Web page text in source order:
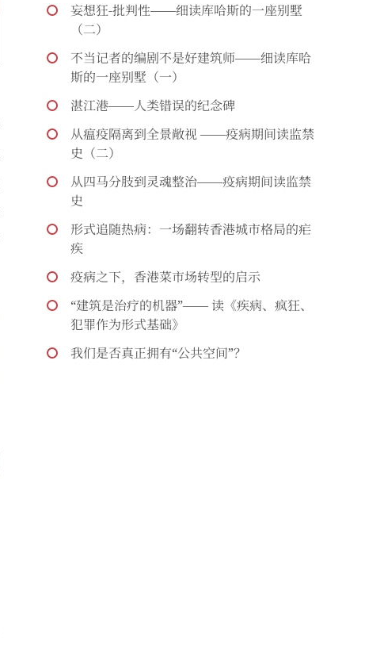
妄想狂-批判性——细读库哈斯的一座别墅
（二）
不当记者的编剧不是好建筑师——细读库哈
斯的一座别墅（一）
湛江港——人类错误的纪念碑
从瘟疫隔离到全景敞视 ——疫病期间读监禁
史（二）
从四马分肢到灵魂整治——疫病期间读监禁
史
形式追随热病：一场翻转香港城市格局的疟
疾
疫病之下，香港菜市场转型的启示
“建筑是治疗的机器”—— 读《疾病、疯狂、
犯罪作为形式基础》
我们是否真正拥有“公共空间”？